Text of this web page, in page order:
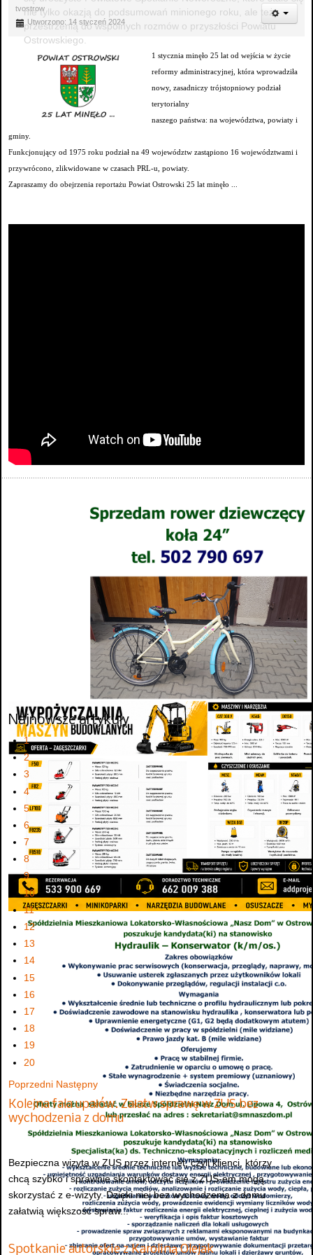
nie tylko okazją do podsumowań minionego roku, ale też
przestrzenią do wspólnych rozmów o przyszłości Powiatu
Ostrowskiego.
tvostrow
Utworzono: 14 styczeń 2024
1 stycznia minęło 25 lat od wejścia w życie
reformy administracyjnej, która wprowadziła
nowy, zasadniczy trójstopniowy podział
terytorialny
naszego państwa: na województwa, powiaty i
gminy.
Funkcjonujący od 1975 roku podział na 49 województw zastąpiono 16 województwami i
przywrócono, zlikwidowane w czasach PRL-u, powiaty.
Zapraszamy do obejrzenia reportażu Powiat Ostrowski 25 lat minęło ...
Najnowsze artykuły
1
2
3
4
5
6
7
8
9
10
11
12
13
14
15
16
17
18
19
20
Poprzedni Następny
Kolejna fala upałów. Załatw sprawę w ZUS bez
wychodzenia z domu
Bezpieczna wizyta w ZUS przez internet, czyli klienci, którzy
chcą szybko i sprawnie skontaktować się z ZUS-em mogą
skorzystać z e-wizyty. Dzięki niej bez wychodzenia z domu
załatwią większość spraw...
Spotkanie autorskie z Karoliną Olejak